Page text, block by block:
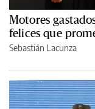
Motores
felices que
Sebastián Lacunza